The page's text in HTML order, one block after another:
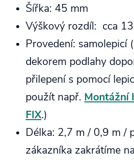
Šířka: 45 mm
Výškový rozdíl: cca
Provedení: samolepicí
dekorem podlahy
přilepení s pomocí
použít např. Montážní
FIX.)
Délka: 2,7 m / 0,9 m /
zákazníka zakrátíme